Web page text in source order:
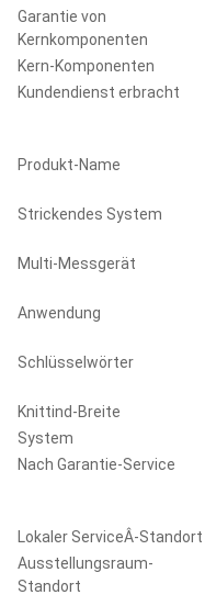
Garantie von
Kernkomponenten
Kern-Komponenten
Kundendienst erbracht
Produkt-Name
Strickendes System
Multi-Messgerät
Anwendung
Schlüsselwörter
Knittind-Breite
System
Nach Garantie-Service
Lokaler ServiceÂ-Standort
Ausstellungsraum-
Standort